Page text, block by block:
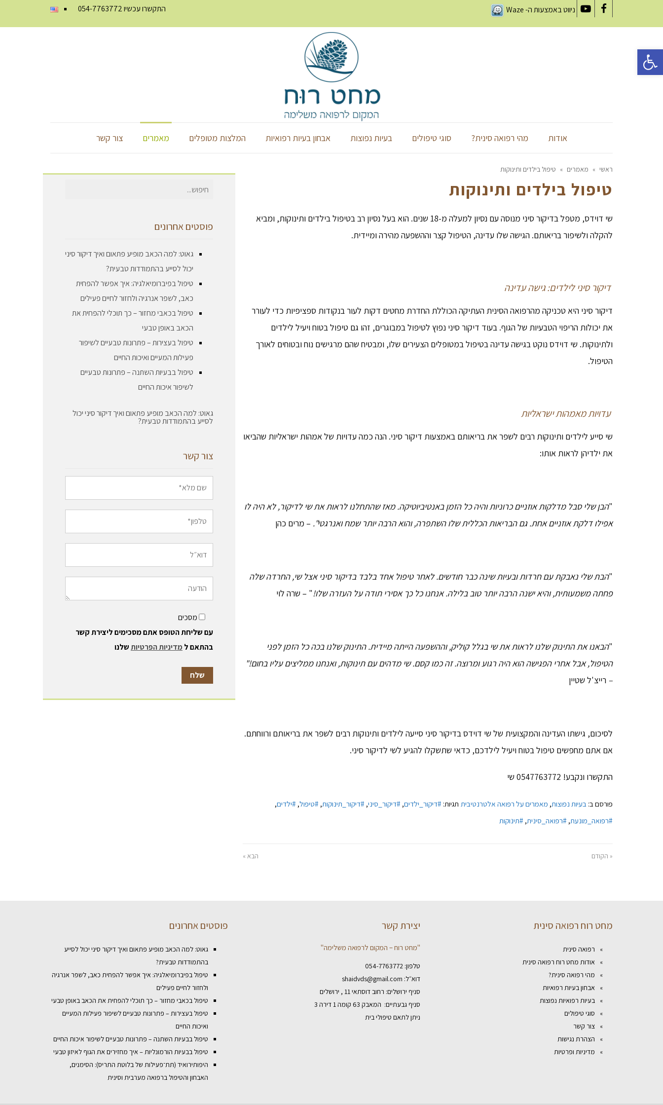
Facebook
YouTube
ניווט באמצעות ה-Waze התקשרו עכשיו054-7763772
אודות מהי רפואה סינית? סוגי טיפולים בעיות נפוצות אבחון בעיות רפואיות המלצות מטופלים מאמרים צור קשר
ראשי » מאמרים » טיפול בילדים ותינוקות
טיפול בילדים ותינוקות
שי דוידס, מטפל בדיקור סיני מנוסה עם נסיון למעלה מ-18 שנים. הוא בעל נסיון רב בטיפול בילדים ותינוקות, ומביא
להקלה ולשיפור בריאותם. הגישה שלו עדינה, הטיפול קצר וההשפעה מהירה ומיידית.
דיקור סיני לילדים: גישה עדינה
דיקור סיני היא טכניקה מהרפואה הסינית העתיקה הכוללת החדרת מחטים דקות לעור בנקודות ספציפיות כדי לעורר
את יכולות הריפוי הטבעיות של הגוף. בעוד דיקור סיני נפוץ לטיפול במבוגרים, זהו גם טיפול בטוח ויעיל לילדים
ולתינוקות. שי דוידס נוקט בגישה עדינה בטיפול במטופלים הצעירים שלו, ומבטיח שהם מרגישים נוח ובטוחים לאורך
הטיפול.
עדויות מאמהות ישראליות
שי סייע לילדים ותינוקות רבים לשפר את בריאותם באמצעות דיקור סיני. הנה כמה עדויות של אמהות ישראליות שהביאו
את ילדיהן לראות אותו:
"הבן שלי סבל מדלקות אוזניים כרוניות והיה כל הזמן באנטיביוטיקה. מאז שהתחלנו לראות את שי לדיקור, לא היה לו
אפילו דלקת אוזניים אחת. גם הבריאות הכללית שלו השתפרה, והוא הרבה יותר שמח ואנרגטי". – מרים כהן
"הבת שלי נאבקת עם חרדות ובעיות שינה כבר חודשים. לאחר טיפול אחד בלבד בדיקור סיני אצל שי, החרדה שלה
פחתה משמעותית, והיא ישנה הרבה יותר טוב בלילה. אנחנו כל כך אסירי תודה על העזרה שלו!" – שרה לוי
"הבאנו את התינוק שלנו לראות את שי בגלל קוליק, וההשפעה הייתה מיידית. התינוק שלנו בכה כל הזמן לפני
הטיפול, אבל אחרי הפגישה הוא היה רגוע ומרוצה. זה כמו קסם. שי מדהים עם תינוקות, ואנחנו ממליצים עליו בחום!"
– רייצ'ל שטיין
לסיכום, גישתו העדינה והמקצועית של שי דוידס בדיקור סיני סייעה לילדים ותינוקות רבים לשפר את בריאותם ורווחתם.
אם אתם מחפשים טיפול בטוח ויעיל לילדכם, כדאי שתשקלו להגיע לשי לדיקור סיני.
התקשרו ונקבע! 0547763772 שי
פורסם ב: בעיות נפוצות, מאמרים על רפואה אלטרנטיבית תגיות: #דיקור_ילדים, #דיקור_סיני, #דיקור_תינוקות, #טיפול, #ילדים,
#רפואה_מונעת, #רפואה_סינית, #תינוקות
« הקודם הבא »
חיפוש
פוסטים אחרונים
גאוט: למה הכאב מופיע פתאום ואיך דיקור סיני
יכול לסייע בהתמודדות טבעית?
טיפול בפיברומיאלגיה: איך אפשר להפחית
כאב, לשפר אנרגיה ולחזור לחיים פעילים
טיפול בכאבי מחזור – כך תוכלי להפחית את
הכאב באופן טבעי
טיפול בעצירות – פתרונות טבעיים לשיפור
פעילות המעיים ואיכות החיים
טיפול בבעיות השתנה – פתרונות טבעיים
לשיפור איכות החיים
גאוט: למה הכאב מופיע פתאום ואיך דיקור סיני יכול
לסייע בהתמודדות טבעית?
צור קשר
מסכים
עם שליחת הטופס אתם מסכימים ליצירת קשר
בהתאם ל מדיניות הפרטיותשלנו
מחט רוח רפואה סינית
רפואה סינית
אודות מחט רוח רפואה סינית
מהי רפואה סינית?
אבחון בעיות רפואיות
בעיות רפואיות נפוצות
סוגי טיפולים
צור קשר
הצהרת נגישות
מדיניות ופרטיות
יצירת קשר
"מחט רוח – המקום לרפואה משלימה"
טלפון: 054-7763772
דוא״ל: shaidvds@gmail.com
סניף ירושלים: רחוב דוסתאי 11 , ירושלים
סניף גבעתיים: המאבק 63 קומה 1 דירה 3
ניתן לתאם טיפולי בית
פוסטים אחרונים
גאוט: למה הכאב מופיע פתאום ואיך דיקור סיני יכול לסייע
בהתמודדות טבעית?
טיפול בפיברומיאלגיה: איך אפשר להפחית כאב, לשפר אנרגיה
ולחזור לחיים פעילים
טיפול בכאבי מחזור – כך תוכלי להפחית את הכאב באופן טבעי
טיפול בעצירות – פתרונות טבעיים לשיפור פעילות המעיים
ואיכות החיים
טיפול בבעיות השתנה – פתרונות טבעיים לשיפור איכות החיים
טיפול בבעיות הורמונליות – איך מחזירים את הגוף לאיזון טבעי
היפותירואיד (תת־פעילות של בלוטת התריס): הסימנים,
האבחון והטיפול ברפואה מערבית וסינית
פתח סרגל נגישות